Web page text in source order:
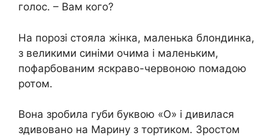
голос. – Вам кого?
На порозі стояла жінка, маленька блондинка,
з великими синіми очима і маленьким,
пофарбованим яскраво-червоною помадою
ротом.
Вона зробила губи буквою «О» і дивилася
здивовано на Марину з тортиком. Зростом